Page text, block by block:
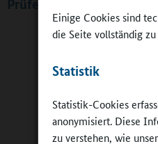
Einige Cookies sind
die Seite vollständig
Statistik
Statistik-Cookies
anonymisiert. Diese
zu verstehen, wie
Prüfen und auswerten